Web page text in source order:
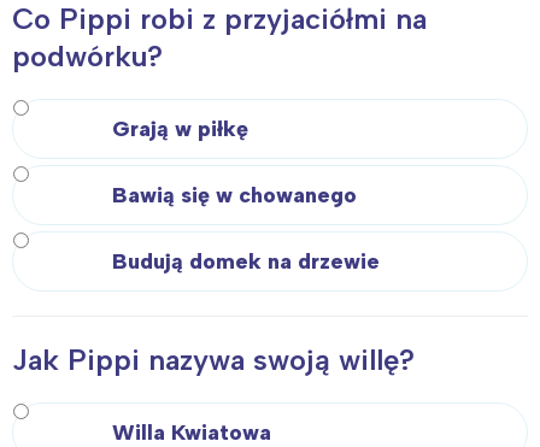
Co Pippi robi z przyjaciółmi na
podwórku?
Grają w piłkę
Bawią się w chowanego
Budują domek na drzewie
Jak Pippi nazywa swoją willę?
Willa Kwiatowa